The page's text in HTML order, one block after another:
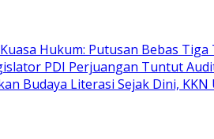
Kuasa Hukum: Putusan Bebas
PDI Perjuangan Tuntut
Budaya Literasi Sejak Dini,